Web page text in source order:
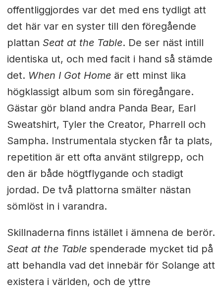
offentliggjordes var det med ens tydligt att
det här var en syster till den föregående
plattan Seat at the Table. De ser näst intill
identiska ut, och med facit i hand så stämde
det. When I Got Homeär ett minst lika
högklassigt album som sin föregångare.
Gästar gör bland andra Panda Bear, Earl
Sweatshirt, Tyler the Creator, Pharrell och
Sampha. Instrumentala stycken får ta plats,
repetition är ett ofta använt stilgrepp, och
den är både högtflygande och stadigt
jordad. De två plattorna smälter nästan
sömlöst in i varandra.
Skillnaderna finns istället i ämnena de berör.
Seat at the Tablespenderade mycket tid på
att behandla vad det innebär för Solange att
existera i världen, och de yttre